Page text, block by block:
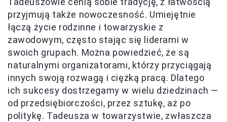
przyjmują także nowoczesność. Umiejętnie
łączą życie rodzinne i towarzyskie z
zawodowym, często stając się liderami w
swoich grupach. Można powiedzieć, że są
naturalnymi organizatorami, którzy przyciągają
innych swoją rozwagą i ciężką pracą. Dlatego
ich sukcesy dostrzegamy w wielu dziedzinach —
od przedsiębiorczości, przez sztukę, aż po
politykę. Tadeusza w towarzystwie, zwłaszcza